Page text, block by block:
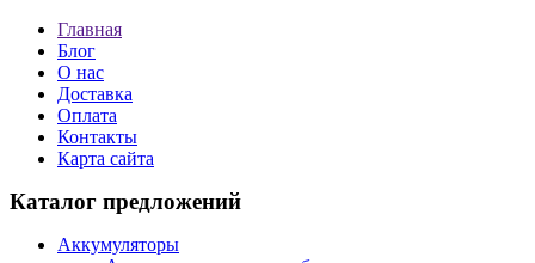
Главная
Блог
О нас
Доставка
Оплата
Контакты
Карта сайта
Каталог предложений
Аккумуляторы